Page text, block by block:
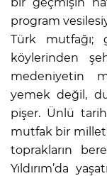
program
Türk mutfağı;
köylerinden
medeniyetin
yemek değil,
pişer. Ünlü
mutfak bir
toprakların
Yıldırım’da